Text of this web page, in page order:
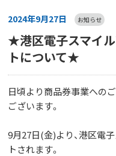
2024年9月27日 お知らせ
★港区電子スマイ
トについて★
日頃より商品券事業への
ございます。
9月27日(金)より、港区電
トされます。